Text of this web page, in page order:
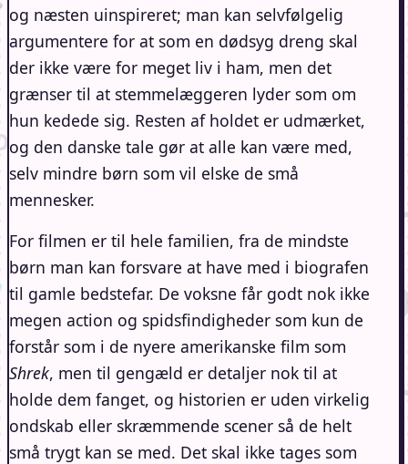
og næsten uinspireret; man kan selvfølgelig
argumentere for at som en dødsyg dreng skal
der ikke være for meget liv i ham, men det
grænser til at stemmelæggeren lyder som om
hun kedede sig. Resten af holdet er udmærket,
og den danske tale gør at alle kan være med,
selv mindre børn som vil elske de små
mennesker.
For filmen er til hele familien, fra de mindste
børn man kan forsvare at have med i biografen
til gamle bedstefar. De voksne får godt nok ikke
megen action og spidsfindigheder som kun de
forstår som i de nyere amerikanske film som
Shrek, men til gengæld er detaljer nok til at
holde dem fanget, og historien er uden virkelig
ondskab eller skræmmende scener så de helt
små trygt kan se med. Det skal ikke tages som